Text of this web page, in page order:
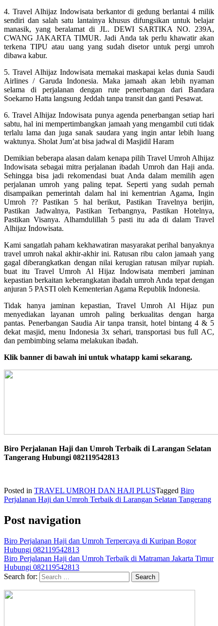
4. Travel Alhijaz Indowisata berkantor di gedung berlantai 4 milik
sendiri dan salah satu lantainya khusus difungsikan untuk belajar
manasik, yang beralamat di JL. DEWI SARTIKA NO. 239A,
CWANG JAKARTA TIMUR. Jadi Anda tak perlu khawatir akan
terkena TIPU atau uang yang sudah disetor untuk pergi umroh
dibawa kabur.
5. Travel Alhijaz Indowisata memakai maskapai kelas dunia Saudi
Airlines / Garuda Indonesia. Maka jamaah akan lebih nyaman
selama di perjalanan dengan rute penerbangan dari Bandara
Soekarno Hatta langsung Jeddah tanpa transit dan ganti Pesawat.
6. Travel Alhijaz Indowisata punya agenda penerbangan setiap hari
sabtu, hal ini mempertimbangkan jamaah yang mengambil cuti tidak
terlalu lama dan juga sanak saudara yang ingin antar lebih luang
waktunya. Sholat Jum’at bisa jadwal di Masjidil Haram
Demikian beberapa alasan dalam kenapa pilih Travel Umroh Alhijaz
Indowisata sebagai mitra perjalanan ibadah Umroh dan Haji anda.
Sehingga bisa jadi rekomendasi buat Anda dalam memilih agen
perjalanan umroh yang paling tepat. Seperti yang sudah pernah
disampaikan pemerintah dalam hal ini kementrian Agama, Ingin
Umroh ?? Pastikan 5 hal berikut, Pastikan Travelnya berijin,
Pastikan Jadwalnya, Pastikan Terbangnya, Pastikan Hotelnya,
Pastikan Visanya. Alhamdulillah 5 pasti itu ada di dalam Travel
Alhijaz Indowisata.
Kami sangatlah paham kekhawatiran masyarakat perihal banyaknya
travel umroh nakal akhir-akhir ini. Ratusan ribu calon jamaah yang
gagal diberangkatkan dengan nilai kerugian ratusan milyar rupiah.
buat itu Travel Umroh Al Hijaz Indowisata memberi jaminan
kepastian berkaitan keberangkatan ibadah umroh Anda tepat dengan
anjuran 5 PASTI oleh Kementerian Agama Republik Indonesia.
Tidak hanya jaminan kepastian, Travel Umroh Al Hijaz pun
menyediakan layanan umroh paling berkualitas dengan harga
pantas. Penerbangan Saudia Air tanpa transit, hotel bintang 4 & 5
dekat masjid, menu Indonesia 3x sehari, transportasi bus full AC,
dan pembimbing selama melakukan ibadah.
Klik banner di bawah ini untuk whatapp kami sekarang.
Biro Perjalanan Haji dan Umroh Terbaik di Larangan Selatan
Tangerang Hubungi 082119542813
Posted in TRAVEL UMROH DAN HAJI PLUSTagged Biro
Perjalanan Haji dan Umroh Terbaik di Larangan Selatan Tangerang
Post navigation
Biro Perjalanan Haji dan Umroh Terpercaya di Kuripan Bogor
Hubungi 082119542813
Biro Perjalanan Haji dan Umroh Terbaik di Matraman Jakarta Timur
Hubungi 082119542813
Search for: